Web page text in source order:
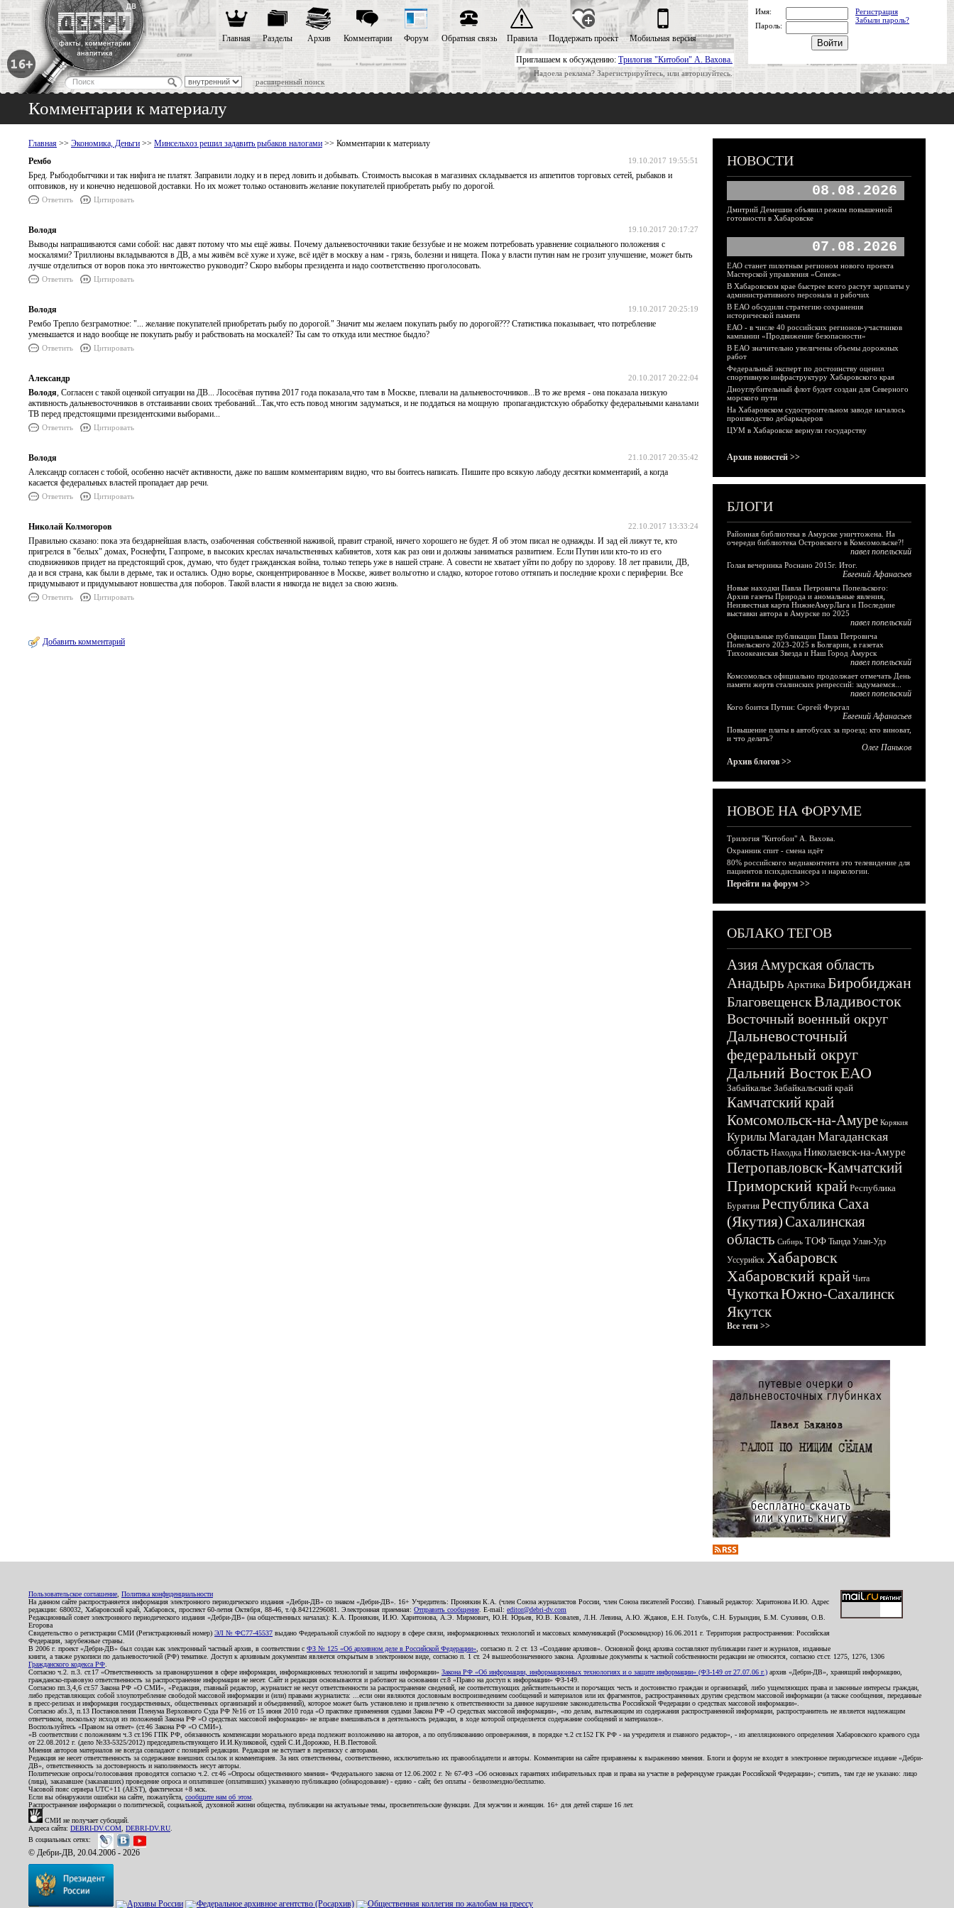
Приглашаем к обсуждению: Трилогия "Китобои" А. Вахова.
Надоела реклама? Зарегистрируйтесь, или авторизуйтесь.
расширенный поиск
Главная Разделы Архив Комментарии Форум Обратная связь Правила Поддержать проект Мобильная версия
Имя:
Регистрация
Забыли пароль?
Пароль:
Комментарии к материалу
Главная >> Экономика, Деньги >> Минсельхоз решил задавить рыбаков налогами >> Комментарии к материалу
19.10.2017 19:55:51
Рембо
Бред. Рыбодобытчики и так нифига не платят. Заправили лодку и в перед ловить и добывать. Стоимость высокая в магазинах складывается из аппетитов торговых сетей, рыбаков и
оптовиков, ну и конечно недешовой доставки. Но их может только остановить желание покупателей приобретать рыбу по дорогой.
Ответить Цитировать
19.10.2017 20:17:27
Володя
Выводы напрашиваются сами собой: нас давят потому что мы ещё живы. Почему дальневосточники такие беззубые и не можем потребовать уравнение социального положения с
москалями? Триллионы вкладываются в ДВ, а мы живём всё хуже и хуже, всё идёт в москву а нам - грязь, болезни и нищета. Пока у власти путин нам не грозит улучшение, может быть
лучше отделиться от воров пока это ничтожество руководит? Скоро выборы президента и надо соответственно проголосовать.
Ответить Цитировать
19.10.2017 20:25:19
Володя
Рембо Трепло безграмотное: "... желание покупателей приобретать рыбу по дорогой." Значит мы желаем покупать рыбу по дорогой??? Статистика показывает, что потребление
уменьшается и надо вообще не покупать рыбу и рабствовать на москалей? Ты сам то откуда или местное быдло?
Ответить Цитировать
20.10.2017 20:22:04
Александр
Володя, Согласен с такой оценкой ситуации на ДВ... Лососёвая путина 2017 года показала,что там в Москве, плевали на дальневосточников...В то же время - она показала низкую
активность дальневосточников в отстаивании своих требований...Так,что есть повод многим задуматься, и не поддаться на мощную пропагандистскую обработку федеральными каналами
ТВ перед предстоящими президентскими выборами...
Ответить Цитировать
21.10.2017 20:35:42
Володя
Александр согласен с тобой, особенно насчёт активности, даже по вашим комментариям видно, что вы боитесь написать. Пишите про всякую лабоду десятки комментарий, а когда
касается федеральных властей пропадает дар речи.
Ответить Цитировать
22.10.2017 13:33:24
Николай Колмогоров
Правильно сказано: пока эта бездарнейшая власть, озабоченная собственной наживой, правит страной, ничего хорошего не будет. Я об этом писал не однажды. И зад ей лижут те, кто
пригрелся в "белых" домах, Роснефти, Газпроме, в высоких креслах начальственных кабинетов, хотя как раз они и должны заниматься развитием. Если Путин или кто-то из его
сподвижников придет на предстоящий срок, думаю, что будет гражданская война, только теперь уже в нашей стране. А совести не хватает уйти по добру по здорову. 18 лет правили, ДВ,
да и вся страна, как были в дерьме, так и остались. Одно ворье, сконцентрированное в Москве, живет вольготно и сладко, которое готово оттяпать и последние крохи с периферии. Все
придумывают и придумывают новшества для поборов. Такой власти я никогда не видел за свою жизнь.
Ответить Цитировать
Добавить комментарий
НОВОСТИ
08.08.2026
Дмитрий Демешин объявил режим повышенной
готовности в Хабаровске
07.08.2026
ЕАО станет пилотным регионом нового проекта
Мастерской управления «Сенеж»
В Хабаровском крае быстрее всего растут зарплаты у
административного персонала и рабочих
В ЕАО обсудили стратегию сохранения
исторической памяти
ЕАО - в числе 40 российских регионов-участников
кампании «Продвижение безопасности»
В ЕАО значительно увеличены объемы дорожных
работ
Федеральный эксперт по достоинству оценил
спортивную инфраструктуру Хабаровского края
Дноуглубительный флот будет создан для Северного
морского пути
На Хабаровском судостроительном заводе началось
производство дебаркадеров
ЦУМ в Хабаровске вернули государству
Архив новостей >>
БЛОГИ
Районная библиотека в Амурске уничтожена. На
очереди библиотека Островского в Комсомольске?!
павел попельский
Голая вечеринка Роснано 2015г. Итог.
Евгений Афанасьев
Новые находки Павла Петровича Попельского:
Архив газеты Природа и аномальные явления,
Неизвестная карта НижнеАмурЛага и Последние
выставки автора в Амурске по 2025
павел попельский
Официальные публикации Павла Петровича
Попельского 2023-2025 в Болгарии, в газетах
Тихоокеанская Звезда и Наш Город Амурск
павел попельский
Комсомольск официально продолжает отмечать День
памяти жертв сталинских репрессий: задумаемся...
павел попельский
Кого боится Путин: Сергей Фургал
Евгений Афанасьев
Повышение платы в автобусах за проезд: кто виноват,
и что делать?
Олег Паньков
Архив блогов >>
НОВОЕ НА ФОРУМЕ
Трилогия "Китобои" А. Вахова.
Охранник спит - смена идёт
80% российского медиаконтента это телевидение для
пациентов психдиспансера и наркологии.
Перейти на форум >>
ОБЛАКО ТЕГОВ
АзияАмурская область
Анадырь Арктика Биробиджан
БлаговещенскВладивосток
Восточный военный округ
Дальневосточный
федеральный округ
Дальний ВостокЕАО
Забайкалье Забайкальский край
Камчатский край
Комсомольск-на-Амуре Корякия
КурилыМагадан Магаданская
область Находка Николаевск-на-Амуре
Петропавловск-Камчатский
Приморский край Республика
Бурятия Республика Саха
(Якутия)Сахалинская
область Сибирь ТОФ Тында Улан-Удэ
Уссурийск Хабаровск
Хабаровский край Чита
ЧукоткаЮжно-Сахалинск
Якутск
Все теги >>
Пользовательское соглашение Политика конфиденциальности
На данном сайте распространяется информация электронного периодического издания «Дебри-ДВ» со знаком «Дебри-ДВ». 16+ Учредитель: Пронякин К.А. (член Союза журналистов России, член Союза писателей России). Главный редактор: Харитонова И.Ю. Адрес
редакции: 680032, Хабаровский край, Хабаровск, проспект 60-летия Октября, 88-46, т./ф.84212296081. Электронная приемная: Отправить сообщение . E-mail: editor@debri-dv.com
Редакционный совет электронного периодического издания «Дебри-ДВ» (на общественных началах): К.А. Пронякин, И.Ю. Харитонова, А.Э. Мирмович, Ю.Н. Юрьев, Ю.В. Ковалев, Л.Н. Левина, А.Ю. Жданов, Е.Н. Голубь, С.Н. Бурындин, Б.М. Сухинин, О.В.
Егорова
Свидетельство о регистрации СМИ (Регистрационный номер) ЭЛ № ФС77-45537 выдано Федеральной службой по надзору в сфере связи, информационных технологий и массовых коммуникаций (Роскомнадзор) 16.06.2011 г. Территория распространения: Российская
Федерация, зарубежные страны.
В 2006 г. проект «Дебри-ДВ» был создан как электронный частный архив, в соответствии с ФЗ № 125 «Об архивном деле в Российской Федерации» , согласно п. 2 ст. 13 «Создание архивов». Основной фонд архива составляют публикации газет и журналов, изданные
книги, а также рукописи по дальневосточной (РФ) тематике. Доступ к архивным документам является открытым в электронном виде, согласно п. 1 ст. 24 вышеобозначенного закона. Архивные документы к частной собственности редакции не относятся, согласно ст.ст. 1275, 1276, 1306
Гражданского кодекса РФ
Согласно ч.2. п.3. ст.17 «Ответственность за правонарушения в сфере информации, информационных технологий и защиты информации» Закона РФ «Об информации, информационных технологиях и о защите информации» (ФЗ-149 от 27.07.06 г.) архив «Дебри-ДВ», хранящий информацию,
гражданско-правовую ответственность за распространение информации не несет. Сайт и редакция основываются и работают на основании ст.8 «Право на доступ к информации» ФЗ-149.
Согласно пп.3,4,6 ст.57 Закона РФ «О СМИ», «Редакция, главный редактор, журналист не несут ответственности за распространение сведений, не соответствующих действительности и порочащих честь и достоинство граждан и организаций, либо ущемляющих права и законные интересы граждан,
либо представляющих собой злоупотребление свободой массовой информации и (или) правами журналиста: ...если они являются дословным воспроизведением сообщений и материалов или их фрагментов, распространенных другим средством массовой информации (а также сообщения, переданные
в пресс-релизах и информация государственных, общественных организаций и объединений), которое может быть установлено и привлечено к ответственности за данное нарушение законодательства Российской Федерации о средствах массовой информации».
Согласно абз.3, п.13 Постановления Пленума Верховного Суда РФ №16 от 15 июня 2010 года «О практике применения судами Закона РФ «О средствах массовой информации», «по делам, вытекающим из содержания распространенной информации, распространитель не является надлежащим
ответчиком, поскольку исходя из положений Закона РФ «О средствах массовой информации» не вправе вмешиваться в деятельность редакции, в ходе которой определяется содержание сообщений и материалов».
Воспользуйтесь «Правом на ответ» (ст.46 Закона РФ «О СМИ»).
«В соответствии с положением ч.3 ст.196 ГПК РФ, обязанность компенсации морального вреда подлежит возложению на авторов, а по опубликованию опровержения, в порядке ч.2 ст.152 ГК РФ - на учредителя и главного редактор», - из апелляционного определения Хабаровского краевого суда
от 22.08.2012 г. (дело №33-5325/2012) председательствующего И.И.Куликовой, судей С.И.Дорожко, Н.В.Пестовой.
Мнения авторов материалов не всегда совпадают с позицией редакции. Редакция не вступает в переписку с авторами.
Редакция не несет ответственность за содержание внешних ссылок и комментариев. За них ответственны, соответственно, исключительно их правообладатели и авторы. Комментарии на сайте приравнены к выражению мнения. Блоги и форум не входят в электронное периодическое издание «Дебри-
ДВ», ответственность за достоверность и наполняемость несут авторы.
Политические опросы/голосования проводятся согласно ч.2. ст.46 «Опросы общественного мнения» Федерального закона от 12.06.2002 г. № 67-ФЗ «Об основных гарантиях избирательных прав и права на участие в референдуме граждан Российской Федерации»; считать, там где не указано: лицо
(лица), заказавшее (заказавших) проведение опроса и оплатившее (оплативших) указанную публикацию (обнародование) - едино - сайт, без оплаты - безвозмездно/бесплатно.
Часовой пояс сервера UTC+11 (AEST), фактически +8 мск.
Если вы обнаружили ошибки на сайте, пожалуйста, сообщите нам об этом
Распространение информации о политической, социальной, духовной жизни общества, публикации на актуальные темы, просветительские функции. Для мужчин и женщин. 16+ для детей старше 16 лет.
СМИ не получает субсидий.
Адреса сайта: DEBRI-DV.COM DEBRI-DV.RU
В социальных сетях:
© Дебри-ДВ, 20.04.2006 - 2026